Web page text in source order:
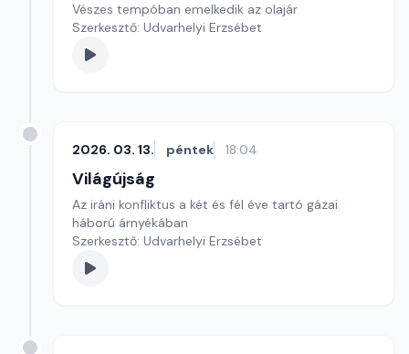
Vészes tempóban emelkedik az olajár
Szerkesztő: Udvarhelyi Erzsébet
2026. 03. 13. péntek 18:04
Világújság
Az iráni konfliktus a két és fél éve tartó gázai
háború árnyékában
Szerkesztő: Udvarhelyi Erzsébet